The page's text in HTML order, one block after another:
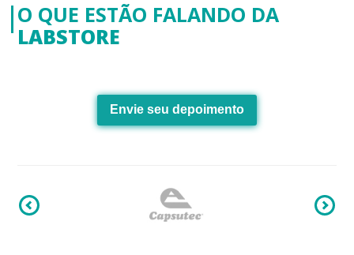
O QUE ESTÃO FALANDO DA
LABSTORE
Envie seu depoimento